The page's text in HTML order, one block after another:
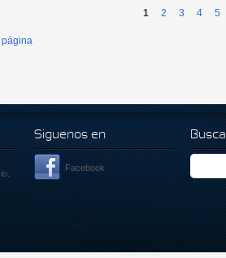
1 2 3 4 5
página
Siguenos en
Facebook